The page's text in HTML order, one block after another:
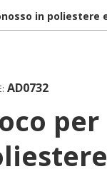
in poliestere
AD0732